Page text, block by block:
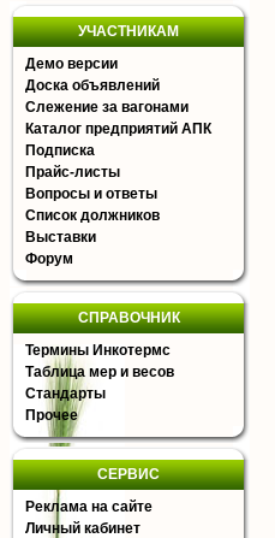
УЧАСТНИКАМ
Демо версии
Доска объявлений
Слежение за вагонами
Каталог предприятий АПК
Подписка
Прайс-листы
Вопросы и ответы
Список должников
Выставки
Форум
СПРАВОЧНИК
Термины Инкотермс
Таблица мер и весов
Стандарты
Прочее
СЕРВИС
Реклама на сайте
Личный кабинет